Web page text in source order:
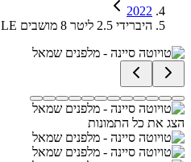
2022
LE היברידי 2.5 ליטר 8 מושבים
הצג את כל התמונות